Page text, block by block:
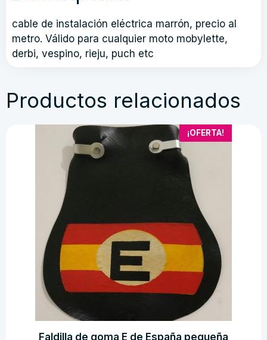
cable de instalación eléctrica marrón, precio al
metro. Válido para cualquier moto mobylette,
derbi, vespino, rieju, puch etc
Productos relacionados
¡OFERTA!
Faldilla de goma E de España pequeña